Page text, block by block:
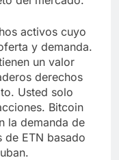
activos cuyo
y demanda.
un valor
derechos
Usted solo
Bitcoin
la demanda de
ETN basado